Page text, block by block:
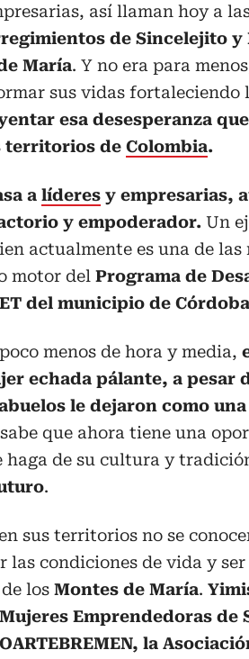
así llaman hoy a
de Sincelejito y
María. Y no era para
sus vidas fortaleciendo
esa desesperanza
territorios de Colombia.
a líderes y empresarias,
y empoderador. Un
actualmente es una de las
motor del Programa de
del municipio de
menos de hora y media,
echada pa´lante, a pesar
le dejaron como
que ahora tiene una
de su cultura y
.
sus territorios no se
las condiciones de vida y ser
los Montes de María.
Emprendedoras de
la